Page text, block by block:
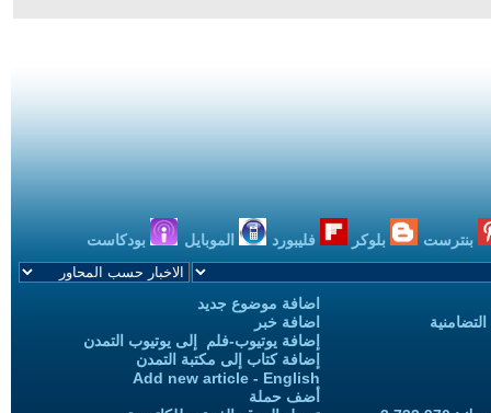
بنترست بلوكر فليبورد الموبايل بودكاست
اضافة موضوع جديد
اضافة خبر
إضافة يوتيوب-فلم إلى يوتيوب التمدن
إضافة كتاب إلى مكتبة التمدن
Add new article - English
أضف حملة